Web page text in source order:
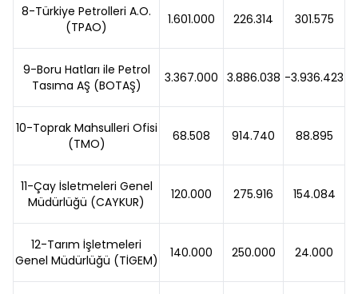
8-Türkiye Petrolleri A.O.
(TPAO)
1.601.000 226.314 301.575
9-Boru Hatları ile Petrol
Tasıma AŞ (BOTAŞ)
3.367.000 3.886.038 -3.936.423
10-Toprak Mahsulleri Ofisi
(TMO)
68.508 914.740 88.895
11-Çay İsletmeleri Genel
Müdürlüğü (CAYKUR)
120.000 275.916 154.084
12-Tarım İşletmeleri
Genel Müdürlüğü (TİGEM)
140.000 250.000 24.000